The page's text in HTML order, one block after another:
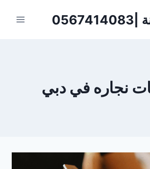
نجاره في دبي